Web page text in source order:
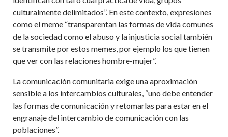
culturalmente delimitados”. En este contexto, expresiones
como el meme “transparentan las formas de vida comunes
de la sociedad como el abuso y la injusticia social también
se transmite por estos memes, por ejemplo los que tienen
que ver con las relaciones hombre-mujer”.
La comunicación comunitaria exige una aproximación
sensible a los intercambios culturales, “uno debe entender
las formas de comunicación y retomarlas para estar en el
engranaje del intercambio de comunicación con las
poblaciones”.